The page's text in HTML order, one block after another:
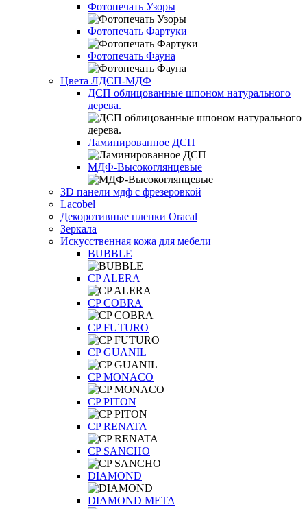
Фотопечать Узоры
Фотопечать Фартуки
Фотопечать Фауна
Цвета ЛДСП-МДФ
ДСП облицованные шпоном натурального
дерева.
Ламинированное ДСП
МДФ-Высокоглянцевые
3D панели мдф с фрезеровкой
Lacobel
Декоротивные пленки Oracal
Зеркала
Искусственная кожа для мебели
BUBBLE
CP ALERA
CP COBRA
CP FUTURO
CP GUANIL
CP MONACO
CP PITON
CP RENATA
CP SANCHO
DIAMOND
DIAMOND META